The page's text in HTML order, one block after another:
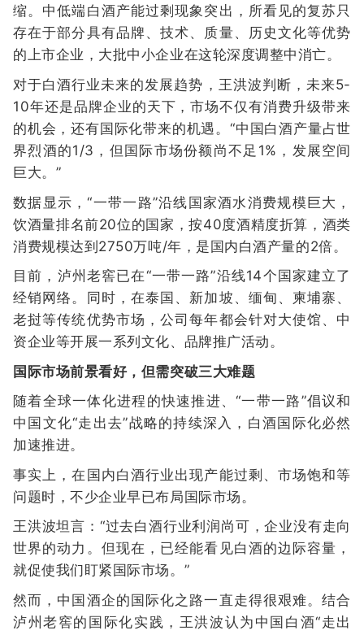
缩。中低端白酒产能过剩现象突出，所看见的复苏只
存在于部分具有品牌、技术、质量、历史文化等优势
的上市企业，大批中小企业在这轮深度调整中消亡。
对于白酒行业未来的发展趋势，王洪波判断，未来5-
10年还是品牌企业的天下，市场不仅有消费升级带来
的机会，还有国际化带来的机遇。“中国白酒产量占世
界烈酒的1/3，但国际市场份额尚不足1%，发展空间
巨大。”
数据显示，“一带一路”沿线国家酒水消费规模巨大，
饮酒量排名前20位的国家，按40度酒精度折算，酒类
消费规模达到2750万吨/年，是国内白酒产量的2倍。
目前，泸州老窖已在“一带一路”沿线14个国家建立了
经销网络。同时，在泰国、新加坡、缅甸、柬埔寨、
老挝等传统优势市场，公司每年都会针对大使馆、中
资企业等开展一系列文化、品牌推广活动。
国际市场前景看好，但需突破三大难题
随着全球一体化进程的快速推进、“一带一路”倡议和
中国文化“走出去”战略的持续深入，白酒国际化必然
加速推进。
事实上，在国内白酒行业出现产能过剩、市场饱和等
问题时，不少企业早已布局国际市场。
王洪波坦言：“过去白酒行业利润尚可，企业没有走向
世界的动力。但现在，已经能看见白酒的边际容量，
就促使我们盯紧国际市场。”
然而，中国酒企的国际化之路一直走得很艰难。结合
泸州老窖的国际化实践，王洪波认为中国白酒“走出